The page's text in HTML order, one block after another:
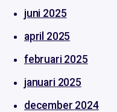
juni 2025
april 2025
februari 2025
januari 2025
december 2024